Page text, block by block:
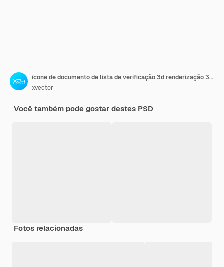
ícone de documento de lista de verificação 3d renderização 3d ilustração
xvector
Você também pode gostar destes PSD
Fotos relacionadas